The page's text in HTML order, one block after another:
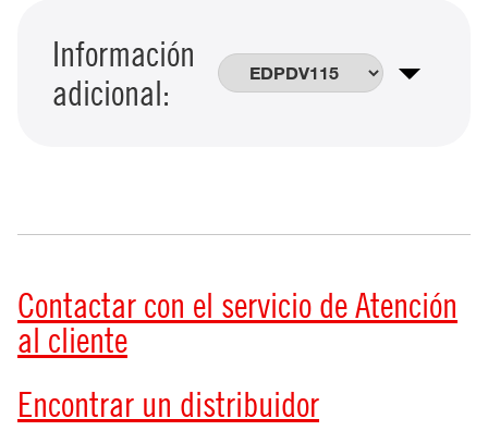
Información
adicional:
Contactar con el servicio de Atención
al cliente
Encontrar un distribuidor